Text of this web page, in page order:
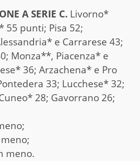
A SERIE C. Livorno*
55 punti; Pisa 52;
e Carrarese 43;
Monza**, Piacenza* e
36; Arzachena* e Pro
33; Lucchese* 32;
28; Gavorrano 26;
meno.